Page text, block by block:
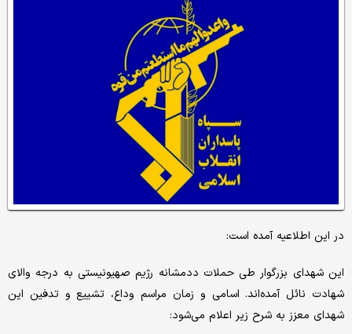
در این اطلاعیه آمده است:
این شهدای بزرگوار طی حملات ددمشانه رژیم صهیونیستی به درجه والای
شهادت نائل آمده‌اند. اسامی و زمان مراسم وداع، تشییع و تدفین این
شهدای معزز به شرح زیر اعلام می‌شود: